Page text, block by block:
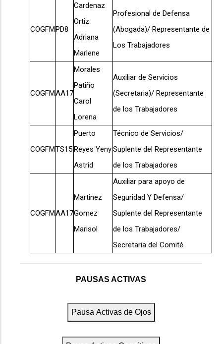
COGFMPD8
Cardenaz
Ortiz
Adriana
Marlene
Profesional de Defensa
(Abogada)/ Representante de
Los Trabajadores
COGFMAA17
Morales
Patiño
Carol
Lorena
Auxiliar de Servicios
(Secretaria)/ Representante
de los Trabajadores
COGFMTS15
Puerto
Reyes Yeny
Astrid
Técnico de Servicios/
Suplente del Representante
de los Trabajadores
COGFMAA17
Martinez
Gomez
Marisol
Auxiliar para apoyo de
Seguridad Y Defensa/
Suplente del Representante
de los Trabajadores/
Secretaria del Comité
PAUSAS ACTIVAS
Pausa Activas de Ojos